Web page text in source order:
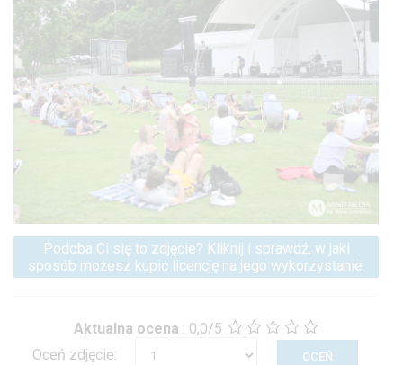
Podoba Ci się to zdjęcie? Kliknij i sprawdź, w jaki
sposób możesz kupić licencję na jego wykorzystanie.
Aktualna ocena : 0,0/5
Oceń zdjęcie: